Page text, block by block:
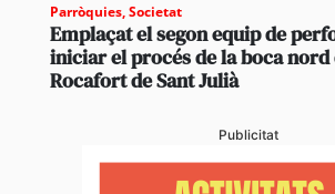
Parròquies,Societat
Emplaçat el segon equip de
iniciar el procés de la boca nord
Rocafort de Sant Julià
Publicitat